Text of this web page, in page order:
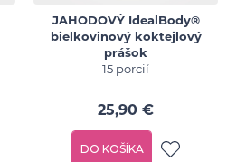
JAHODOVÝ IdealBody®
bielkovinový koktejlový
prášok
15 porcií
25,90 €
DO KOŠÍKA